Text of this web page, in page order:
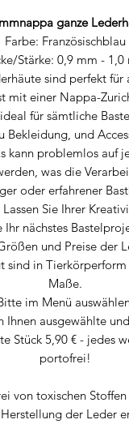
ganze
Farbe: Französischblau
Stärke: 0,9 mm - 1,0
sind perfekt
mit einer Nappa-
für sämtliche
Bekleidung, und
kann problemlos auf
was die
oder erfahrener
Sie Ihrer
Ihr nächstes
und Preise der
sind in
Maße.
im Menü
Ihnen ausgewählte
Stück 5,90 € - jedes
portofrei!
von toxischen
der Leder